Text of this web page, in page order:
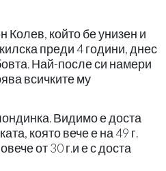
който бе унизен и
преди 4 години, днес
Най-после си намери
всичките му
Видимо е доста
която вече е на 49 г.
от 30 г.и е с доста